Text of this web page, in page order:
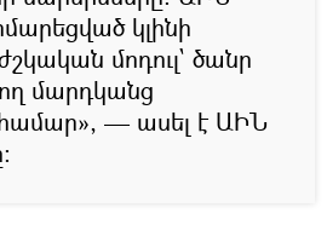
կլինի
մոդուլ` ծանր
մարդկանց
— ասել է ԱԻՆ